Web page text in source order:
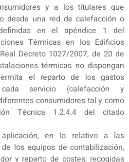
y a los titulares que
desde una red de calefacción o
en el apéndice 1 del
Térmicas en los Edificios
Decreto 1027/2007, de 20 de
térmicas no dispongan
el reparto de los gastos
servicio (calefacción y
consumidores tal y como
Técnica 1.2.4.4 del citado
en lo relativo a las
los equipos de contabilización,
y reparto de costes, recogidas